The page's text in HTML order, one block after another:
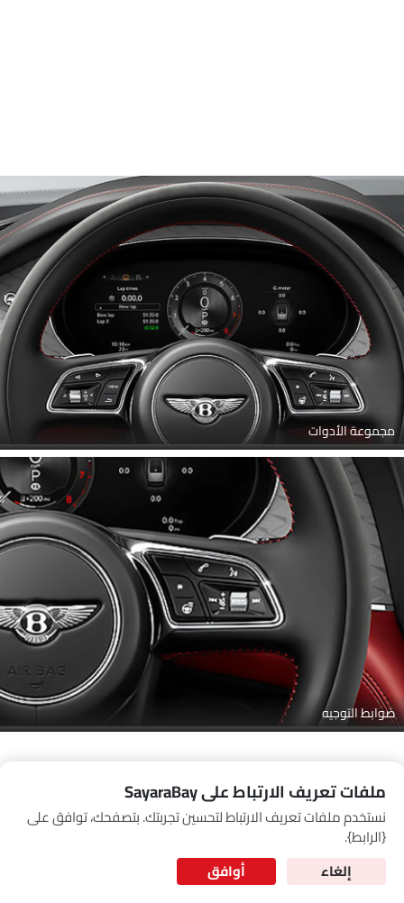
مجموعة الأدوات
ضوابط التوجيه
ملفات تعريف الارتباط على SayaraBay
نستخدم ملفات تعريف الارتباط لتحسين تجربتك. بتصفحك، توافق على
{الرابط}.
إلغاء
أوافق
for Better Experience & Regular updates
I have read and agree to the شروط الاستخدامand سياسة الخصوصية of Cardekho
SEA
Link Your Google Account
Link Your Facebook Account